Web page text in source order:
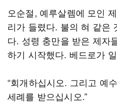
오순절, 예루살렘에 모인
리가 들렸다. 불의 혀 같은
다. 성령 충만을 받은 제자
하기 시작했다. 베드로가
“회개하십시오. 그리고 예
세례를 받으십시오.”